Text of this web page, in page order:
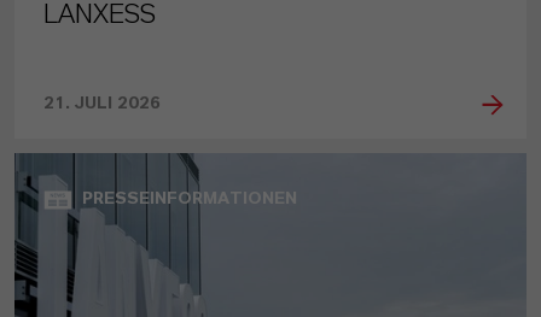
LANXESS
21. JULI 2026
PRESSEINFORMATIONEN